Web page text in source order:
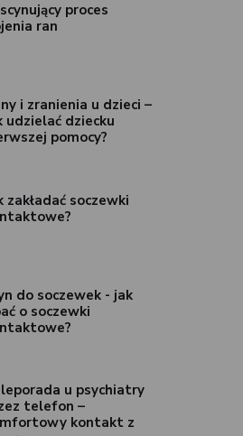
proces
ran
i zranienia u dzieci –
udzielać dziecku
pomocy?
zakładać soczewki
do soczewek - jak
o soczewki
u psychiatry
telefon –
kontakt z